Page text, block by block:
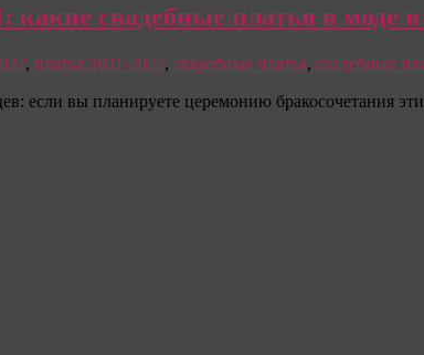
свадебные платья в моде в
, платья 2021-2022, свадебные платья, свадебных
если вы планируете церемонию бракосочетания